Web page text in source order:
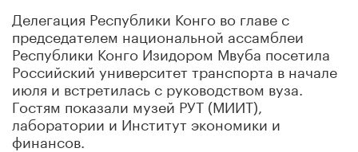
Делегация Республики Конго во главе с
председателем национальной ассамблеи
Республики Конго Изидором Мвуба посетила
Российский университет транспорта в начале
июля и встретилась с руководством вуза.
Гостям показали музей РУТ (МИИТ),
лаборатории и Институт экономики и
финансов.